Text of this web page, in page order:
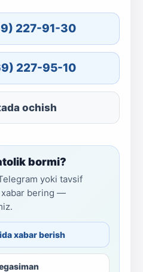
227-91-30
227-95-10
ochish
bormi?
yoki tavsif
xabar bering —
xabar berish